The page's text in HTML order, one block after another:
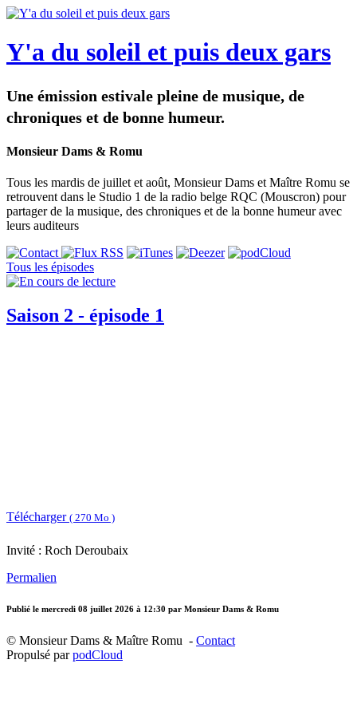
Y'a du soleil et puis deux gars
Une émission estivale pleine de musique, de
chroniques et de bonne humeur.
Monsieur Dams & Romu
Tous les mardis de juillet et août, Monsieur Dams et Maître Romu se
retrouvent dans le Studio 1 de la radio belge RQC (Mouscron) pour
partager de la musique, des chroniques et de la bonne humeur avec
leurs auditeurs
Tous les épisodes
Saison 2 - épisode 1
Télécharger ( 270 Mo )
Invité : Roch Deroubaix
Permalien
Publié le mercredi 08 juillet 2026 à 12:30 par Monsieur Dams & Romu
© Monsieur Dams & Maître Romu - Contact
Propulsé parpodCloud